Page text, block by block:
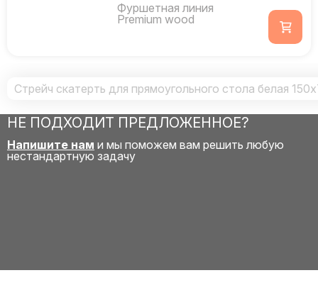
Фуршетная линия
Premium wood
Стрейч скатерть для прямоугольного стола белая
НЕ ПОДХОДИТ ПРЕДЛОЖЕННОЕ?
Напишите нам и мы поможем вам решить любую
нестандартную задачу